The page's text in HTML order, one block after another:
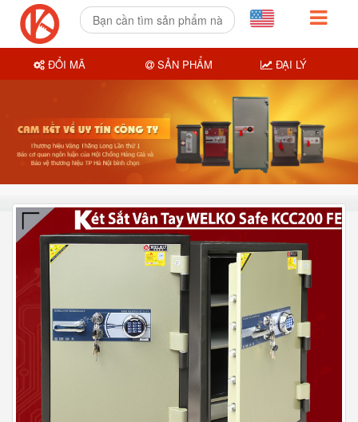
ĐỔI MÃ SẢN PHẨM ĐẠI LÝ